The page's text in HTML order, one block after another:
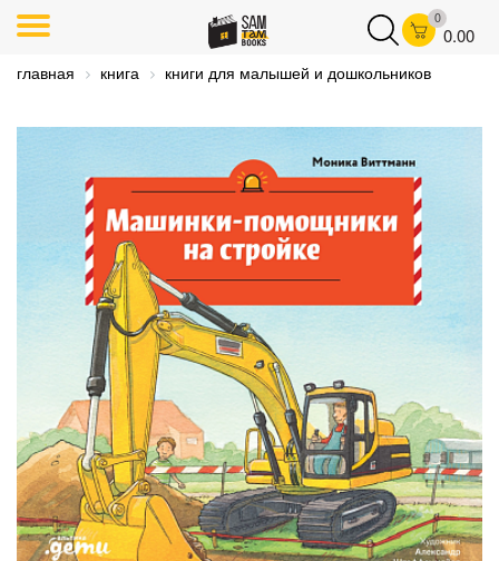
0
0.00
главная книга книги для малышей и дошкольников